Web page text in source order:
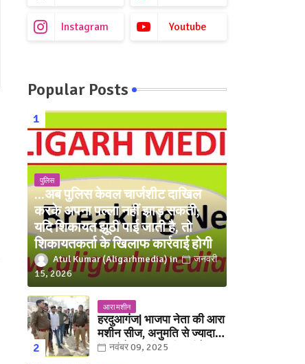
Instagram Youtube
Popular Posts
पुलिस
...अब पुलिस केवल चार्जशीट दाखिल
करके अपना पल्ला नहीं झाड़ सकती;
यदि शिकायत झूठी पाई जाती है, तो
शिकायतकर्ता के खिलाफ कार्रवाई होगी
Atul Kumar (Aligarhmedia)
जनवरी
15, 2026
आरा मशीन
हरदुआगंज| भाजपा नेता की आरा
मशीन सीज, अनुमति से ज्यादा
संख्या में चलती मिली मशीनें
नवंबर 09, 2025